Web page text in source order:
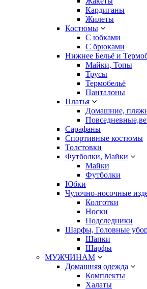
Кардиганы
Жилеты
Костюмы
С юбками
С брюками
Нижнее Бельё и
Майки, Топы
Трусы
Термобельё
Панталоны
Платья
Домашние,
Сарафаны
Спортивные костюмы
Толстовки
Футболки, Майки
Майки
Футболки
Юбки
Чулочно-носочные
Колготки
Носки
Подследники
Шарфы, Головные
Шапки
Шарфы
МУЖЧИНАМ
Домашняя одежда
Комплекты
Халаты